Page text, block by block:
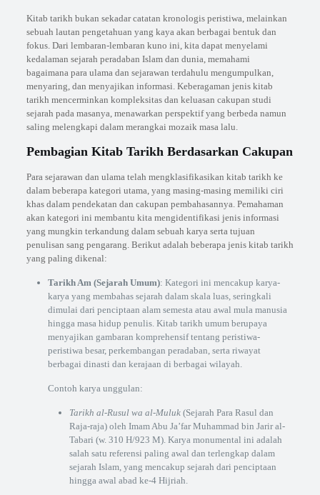
Kitab tarikh bukan sekadar catatan kronologis peristiwa, melainkan
sebuah lautan pengetahuan yang kaya akan berbagai bentuk dan
fokus. Dari lembaran-lembaran kuno ini, kita dapat menyelami
kedalaman sejarah peradaban Islam dan dunia, memahami
bagaimana para ulama dan sejarawan terdahulu mengumpulkan,
menyaring, dan menyajikan informasi. Keberagaman jenis kitab
tarikh mencerminkan kompleksitas dan keluasan cakupan studi
sejarah pada masanya, menawarkan perspektif yang berbeda namun
saling melengkapi dalam merangkai mozaik masa lalu.
Pembagian Kitab Tarikh Berdasarkan Cakupan
Para sejarawan dan ulama telah mengklasifikasikan kitab tarikh ke
dalam beberapa kategori utama, yang masing-masing memiliki ciri
khas dalam pendekatan dan cakupan pembahasannya. Pemahaman
akan kategori ini membantu kita mengidentifikasi jenis informasi
yang mungkin terkandung dalam sebuah karya serta tujuan
penulisan sang pengarang. Berikut adalah beberapa jenis kitab tarikh
yang paling dikenal:
Tarikh Am (Sejarah Umum): Kategori ini mencakup karya-
karya yang membahas sejarah dalam skala luas, seringkali
dimulai dari penciptaan alam semesta atau awal mula manusia
hingga masa hidup penulis. Kitab tarikh umum berupaya
menyajikan gambaran komprehensif tentang peristiwa-
peristiwa besar, perkembangan peradaban, serta riwayat
berbagai dinasti dan kerajaan di berbagai wilayah.
Contoh karya unggulan:
Tarikh al-Rusul wa al-Muluk(Sejarah Para Rasul dan
Raja-raja) oleh Imam Abu Ja’far Muhammad bin Jarir al-
Tabari (w. 310 H/923 M). Karya monumental ini adalah
salah satu referensi paling awal dan terlengkap dalam
sejarah Islam, yang mencakup sejarah dari penciptaan
hingga awal abad ke-4 Hijriah.